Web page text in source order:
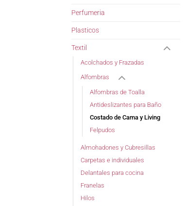
Perfumeria
Plasticos
Textil
Acolchados y Frazadas
Alfombras
Alfombras de Toalla
Antideslizantes para Baño
Costado de Cama y Living
Felpudos
Almohadones y Cubresillas
Carpetas e individuales
Delantales para cocina
Franelas
Hilos